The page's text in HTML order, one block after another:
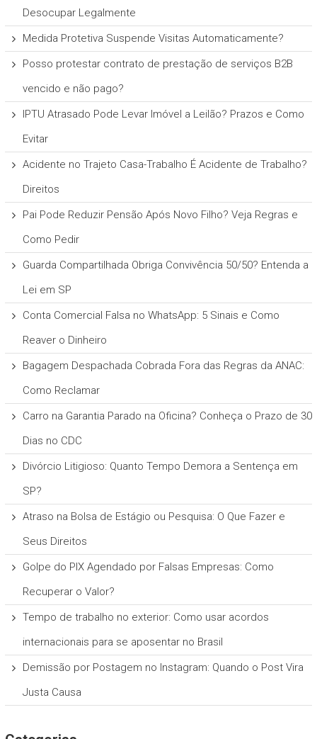
Desocupar Legalmente
Medida Protetiva Suspende Visitas Automaticamente?
Posso protestar contrato de prestação de serviços B2B
vencido e não pago?
IPTU Atrasado Pode Levar Imóvel a Leilão? Prazos e Como
Evitar
Acidente no Trajeto Casa-Trabalho É Acidente de Trabalho?
Direitos
Pai Pode Reduzir Pensão Após Novo Filho? Veja Regras e
Como Pedir
Guarda Compartilhada Obriga Convivência 50/50? Entenda a
Lei em SP
Conta Comercial Falsa no WhatsApp: 5 Sinais e Como
Reaver o Dinheiro
Bagagem Despachada Cobrada Fora das Regras da ANAC:
Como Reclamar
Carro na Garantia Parado na Oficina? Conheça o Prazo de 30
Dias no CDC
Divórcio Litigioso: Quanto Tempo Demora a Sentença em
SP?
Atraso na Bolsa de Estágio ou Pesquisa: O Que Fazer e
Seus Direitos
Golpe do PIX Agendado por Falsas Empresas: Como
Recuperar o Valor?
Tempo de trabalho no exterior: Como usar acordos
internacionais para se aposentar no Brasil
Demissão por Postagem no Instagram: Quando o Post Vira
Justa Causa